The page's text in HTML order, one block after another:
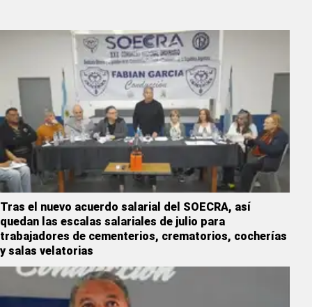
Tras el nuevo acuerdo salarial del SOECRA, así
quedan las escalas salariales de julio para
trabajadores de cementerios, crematorios, cocherías
y salas velatorias